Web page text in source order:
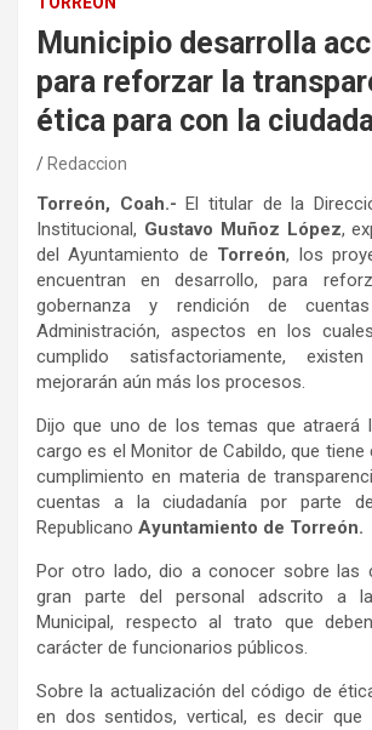
Municipio desarrolla
para reforzar la
ética para con la
Redaccion
Torreón, Coah.- El titular de la
Institucional, Gustavo Muñoz López,
del Ayuntamiento de Torreón, los
encuentran en desarrollo, para
gobernanza y rendición de
Administración, aspectos en los
cumplido satisfactoriamente,
mejorarán aún más los procesos.
Dijo que uno de los temas que atraerá
cargo es el Monitor de Cabildo, que tiene
cumplimiento en materia de
cuentas a la ciudadanía por parte
Republicano Ayuntamiento de Torreón.
Por otro lado, dio a conocer sobre las
gran parte del personal adscrito a la
Municipal, respecto al trato que
carácter de funcionarios públicos.
Sobre la actualización del código de
en dos sentidos, vertical, es decir que